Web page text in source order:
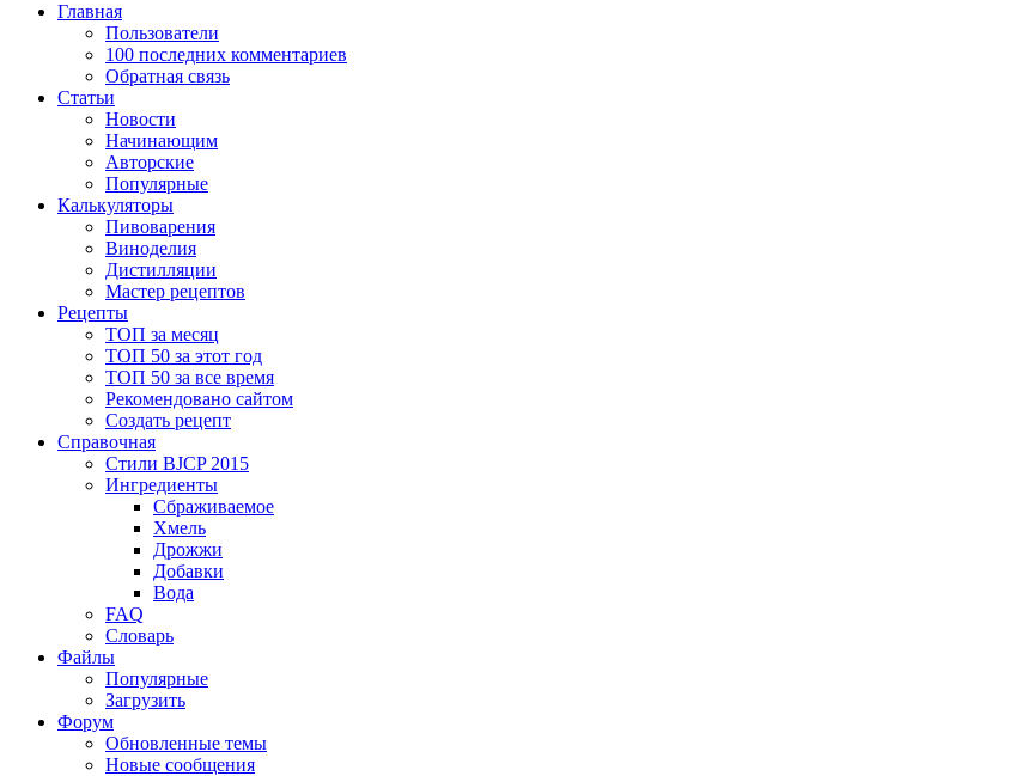
Главная
Пользователи
100 последних комментариев
Обратная связь
Статьи
Новости
Начинающим
Авторские
Популярные
Калькуляторы
Пивоварения
Виноделия
Дистилляции
Мастер рецептов
Рецепты
ТОП за месяц
ТОП 50 за этот год
ТОП 50 за все время
Рекомендовано сайтом
Создать рецепт
Справочная
Стили BJCP 2015
Ингредиенты
Сбраживаемое
Хмель
Дрожжи
Добавки
Вода
FAQ
Словарь
Файлы
Популярные
Загрузить
Форум
Обновленные темы
Новые сообщения